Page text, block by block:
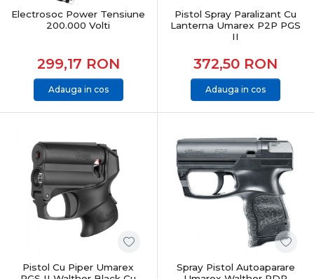
context.
Electrosoc Power Tensiune
200.000 Volti
299,17 RON
Adauga in cos
Pistol Spray Paralizant Cu
Lanterna Umarex P2P PGS
II
372,50 RON
Adauga in cos
Pistol Cu Piper Umarex
Spray Pistol Autoaparare